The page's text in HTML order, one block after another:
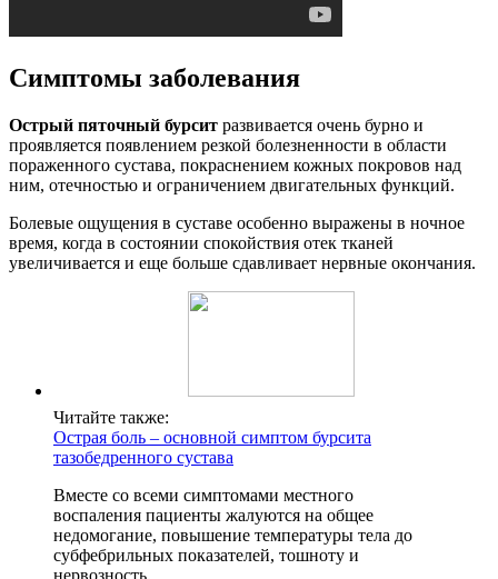
Симптомы заболевания
Острый пяточный бурсит развивается очень бурно и
проявляется появлением резкой болезненности в области
пораженного сустава, покраснением кожных покровов над
ним, отечностью и ограничением двигательных функций.
Болевые ощущения в суставе особенно выражены в ночное
время, когда в состоянии спокойствия отек тканей
увеличивается и еще больше сдавливает нервные окончания.
Читайте также:
Острая боль – основной симптом бурсита
тазобедренного сустава
Вместе со всеми симптомами местного
воспаления пациенты жалуются на общее
недомогание, повышение температуры тела до
субфебрильных показателей, тошноту и